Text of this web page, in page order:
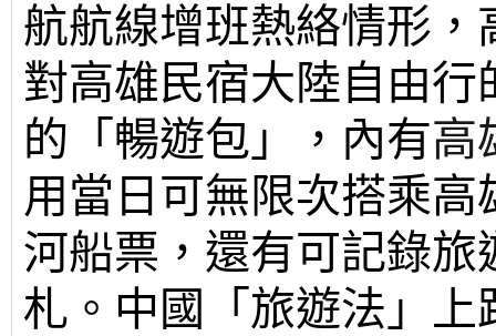
航航線增班熱絡情形
對高雄民宿大陸自由行
的「暢遊包」，內有高
用當日可無限次搭乘
河船票，還有可記錄
札。中國「旅遊法」